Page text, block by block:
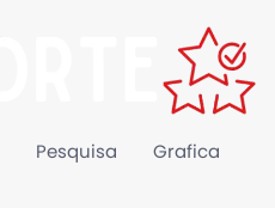
Pesquisa Grafica